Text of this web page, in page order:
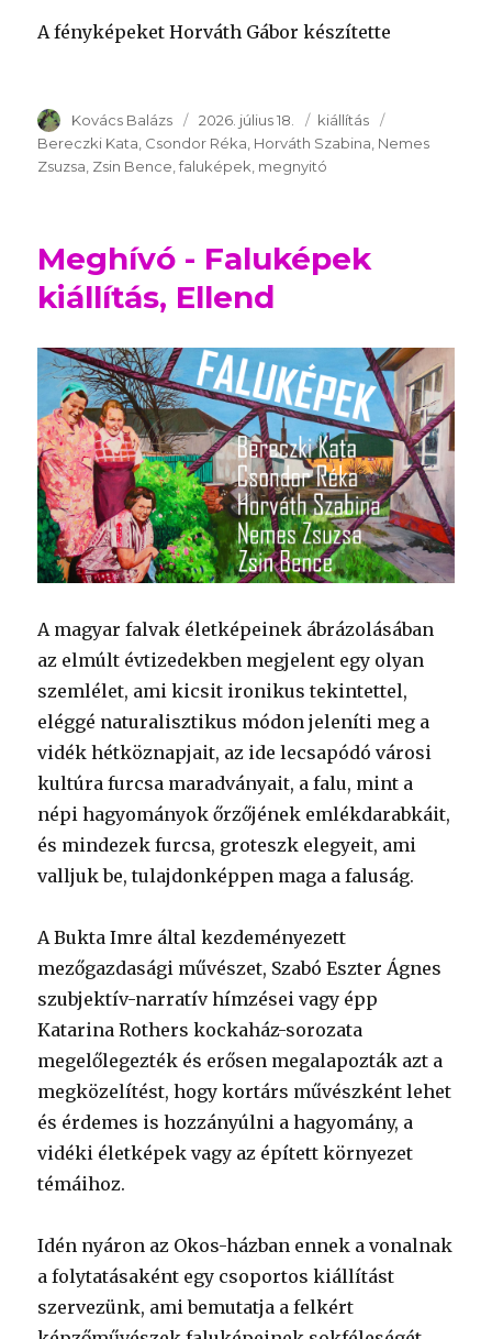
A fényképeket Horváth Gábor készítette
Szerző
Kovács Balázs Publikálva
2026. július 18. Témakör
kiállítás
Bereczki Kata Csondor Réka Horváth Szabina Nemes
Zsuzsa Zsin Bence faluképek megnyitó
Meghívó - Faluképek
kiállítás, Ellend
A magyar falvak életképeinek ábrázolásában
az elmúlt évtizedekben megjelent egy olyan
szemlélet, ami kicsit ironikus tekintettel,
eléggé naturalisztikus módon jeleníti meg a
vidék hétköznapjait, az ide lecsapódó városi
kultúra furcsa maradványait, a falu, mint a
népi hagyományok őrzőjének emlékdarabkáit,
és mindezek furcsa, groteszk elegyeit, ami
valljuk be, tulajdonképpen maga a faluság.
A Bukta Imre által kezdeményezett
mezőgazdasági művészet, Szabó Eszter Ágnes
szubjektív-narratív hímzései vagy épp
Katarina Rothers kockaház-sorozata
megelőlegezték és erősen megalapozták azt a
megközelítést, hogy kortárs művészként lehet
és érdemes is hozzányúlni a hagyomány, a
vidéki életképek vagy az épített környezet
témáihoz.
Idén nyáron az Okos-házban ennek a vonalnak
a folytatásaként egy csoportos kiállítást
szervezünk, ami bemutatja a felkért